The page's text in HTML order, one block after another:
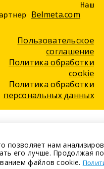
Наш
Belmeta.com
Пользовательское
соглашение
Политика обработки
cookie
Политика обработки
персональных данных
позволяет нам
его лучше. Продолжая
файлов cookie.